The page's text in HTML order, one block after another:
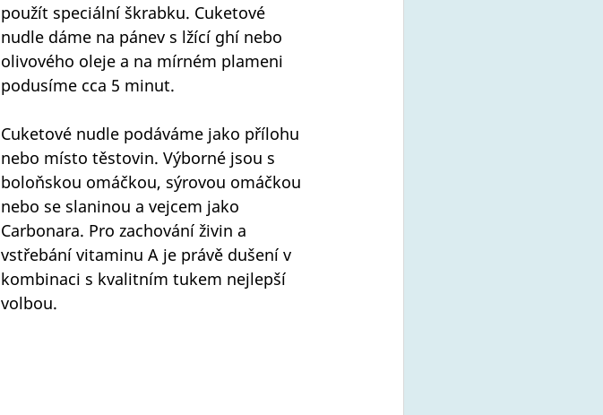
použít speciální škrabku. Cuketové
nudle dáme na pánev s lžící ghí nebo
olivového oleje a na mírném plameni
podusíme cca 5 minut.
Cuketové nudle podáváme jako přílohu
nebo místo těstovin. Výborné jsou s
boloňskou omáčkou, sýrovou omáčkou
nebo se slaninou a vejcem jako
Carbonara. Pro zachování živin a
vstřebání vitaminu A je právě dušení v
kombinaci s kvalitním tukem nejlepší
volbou.